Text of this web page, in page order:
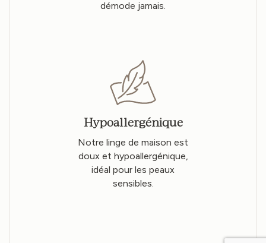
démode jamais.
Hypoallergénique
Notre linge de maison est
doux et hypoallergénique,
idéal pour les peaux
sensibles.